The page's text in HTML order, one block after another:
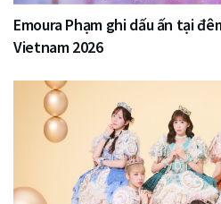
Emoura Phạm ghi dấu ấn tại
Vietnam 2026